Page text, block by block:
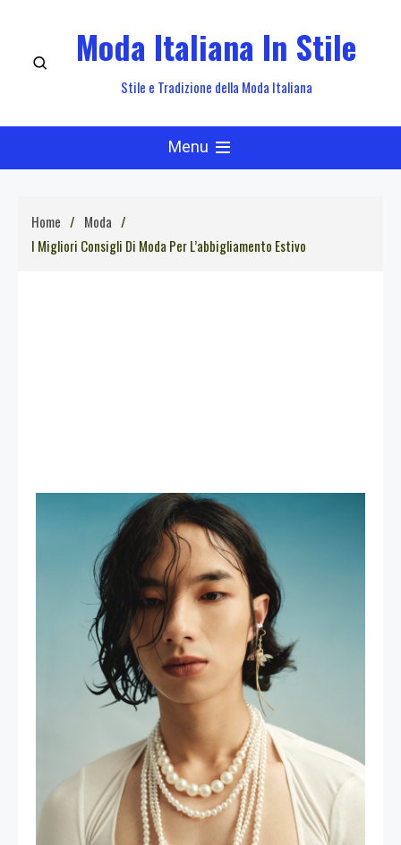
content
Moda Italiana In Stile
Stile e Tradizione della Moda Italiana
Menu
Home
Moda
I Migliori Consigli Di Moda Per L’abbigliamento Estivo